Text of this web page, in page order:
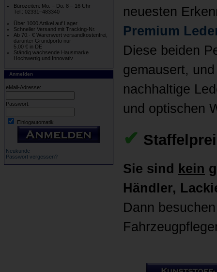
Bürozeiten: Mo. – Do. 8 – 16 Uhr
Tel.: 02331–483340
Über 1000 Artikel auf Lager
Schneller Versand mit Tracking-Nr.
Ab 70.- € Warenwert versandkostenfrei,
darunter Grundporto nur
5,00 € in DE
Ständig wachsende Hausmarke
Hochwertig und Innovativ
Anmelden
eMail-Adresse:
Passwort:
Einlogautomatik
Neukunde
Passwort vergessen?
neuesten
Premium
Diese beiden
gemausert,
nachhaltige
und optischen
✔
Sie sind kein
Händler,
Dann